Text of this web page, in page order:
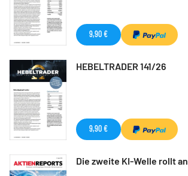
9,90 €
HEBELTRADER 141/26
9,90 €
Die zweite KI-Welle rollt an